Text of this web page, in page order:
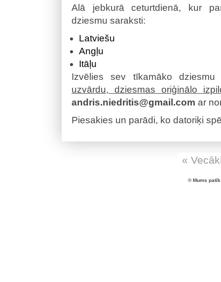
Alā jebkurā ceturtdienā, kur
dziesmu saraksti:
Latviešu
Angļu
Itāļu
Izvēlies sev tīkamāko
uzvārdu, dziesmas oriģinālo
andris.niedritis@gmail.com ar
Piesakies un parādi, ko datoriķi
«
© Mums